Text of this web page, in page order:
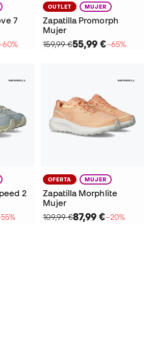
7
OUTLET MUJER
Zapatilla Promorph
Mujer
159,99 €55,99 €−65%
2
OFERTA MUJER
Zapatilla Morphlite
Mujer
109,99 €87,99 €−20%